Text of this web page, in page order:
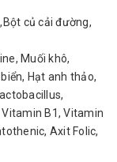
củ cải đường,
Muối khô,
Hạt anh thảo,
B1, Vitamin
Axit Folic,